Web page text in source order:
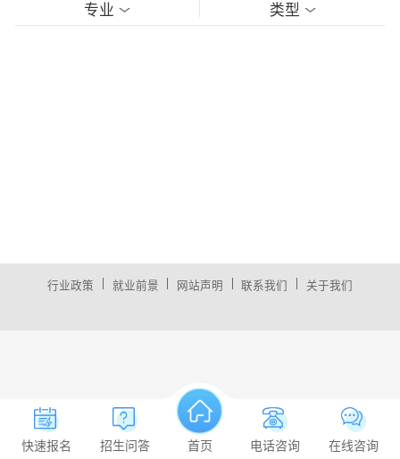
专业 类型
行业政策 | 就业前景 | 网站声明 | 联系我们 | 关于我们
快速报名 招生问答 首页 电话咨询 在线咨询